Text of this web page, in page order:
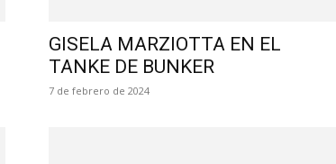
GISELA MARZIOTTA EN EL
TANKE DE BUNKER
7 de febrero de 2024